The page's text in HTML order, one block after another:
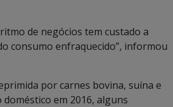
de negócios tem custado a
consumo enfraquecido”, informou
por carnes bovina, suína e
em 2016, alguns